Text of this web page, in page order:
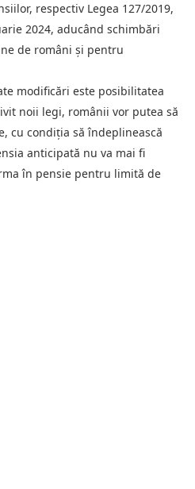
respectiv Legea 127/2019,
2024, aducând schimbări
de români și pentru
modificări este posibilitatea
noii legi, românii vor putea să
cu condiția să îndeplinească
anticipată nu va mai fi
în pensie pentru limită de